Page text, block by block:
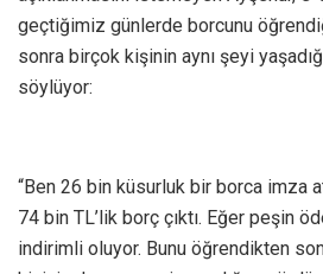
geçtiğimiz günlerde borcunu
sonra birçok kişinin aynı şeyi
söylüyor:
“Ben 26 bin küsurluk bir borca imza
74 bin TL’lik borç çıktı. Eğer peşin
indirimli oluyor. Bunu öğrendikten